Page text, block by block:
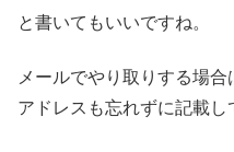
と書いてもいいですね。
メールでやり取りする場
アドレスも忘れずに記載し